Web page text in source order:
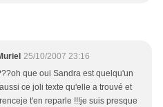
25/10/2007 23:16
que oui Sandra est quelqu'un
ce joli texte qu'elle a trouvé et
t'en reparle !!!je suis presque